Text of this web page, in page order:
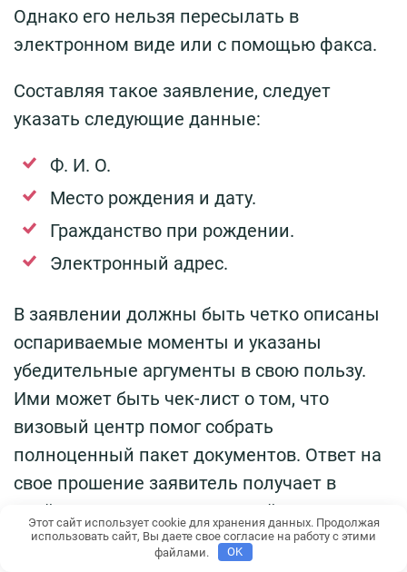
Однако его нельзя пересылать в
электронном виде или с помощью факса.
Составляя такое заявление, следует
указать следующие данные:
Ф. И. О.
Место рождения и дату.
Гражданство при рождении.
Электронный адрес.
В заявлении должны быть четко описаны
оспариваемые моменты и указаны
убедительные аргументы в свою пользу.
Ими может быть чек-лист о том, что
визовый центр помог собрать
полноценный пакет документов. Ответ на
свое прошение заявитель получает в
крайнем случае через 30 дней с того
момента, как подал его.
Этот сайт использует cookie для хранения данных. Продолжая
использовать сайт, Вы даете свое согласие на работу с этими
файлами.
OK